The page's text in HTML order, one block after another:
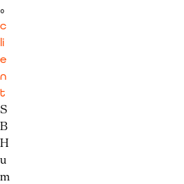
。
c
li
e
n
t
S
B
H
u
m